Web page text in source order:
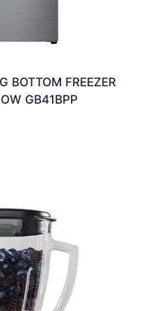
BOTTOM FREEZER
GB41BPP